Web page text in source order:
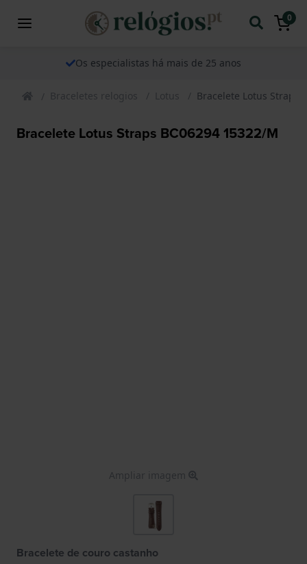
0
Os especialistas há mais de 25 anos
Braceletes relogios Lotus Bracelete Lotus Straps
Bracelete Lotus Straps BC06294 15322/M
Ampliar imagem
Bracelete de couro castanho